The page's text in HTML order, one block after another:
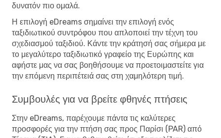
δυνατόν πιο ομαλά.
Η επιλογή eDreams σημαίνει την επιλογή ενός
ταξιδιωτικού συντρόφου που απλοποιεί την τέχνη του
σχεδιασμού ταξιδιού. Κάντε την κράτησή σας σήμερα με
το μεγαλύτερο ταξιδιωτικό γραφείο της Ευρώπης και
αφήστε μας να σας βοηθήσουμε να προετοιμαστείτε για
την επόμενη περιπέτειά σας στη χαμηλότερη τιμή.
Συμβουλές για να βρείτε φθηνές πτήσεις
Στην eDreams, παρέχουμε πάντα τις καλύτερες
προσφορές για την πτήση σας προς Παρίσι (PAR) από